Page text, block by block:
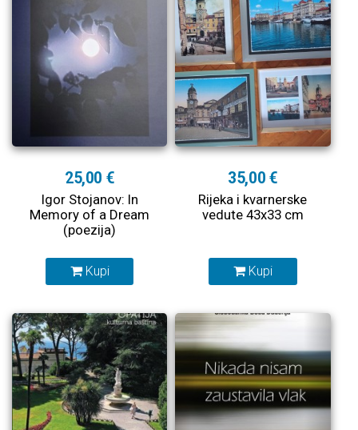
25,00 €
Igor Stojanov: In
Memory of a Dream
(poezija)
Kupi
35,00 €
Rijeka i kvarnerske
vedute 43x33 cm
Kupi